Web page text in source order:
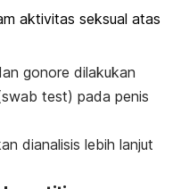
aktivitas seksual atas
gonore dilakukan
swab test) pada penis
dianalisis lebih lanjut